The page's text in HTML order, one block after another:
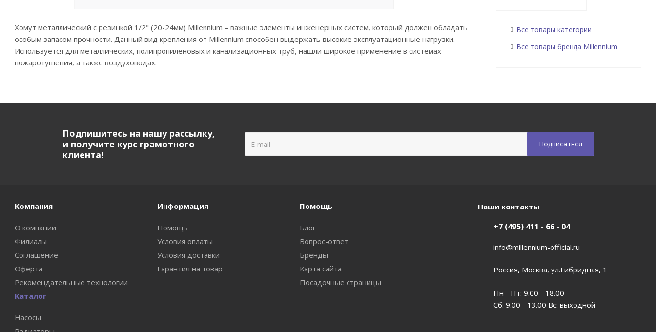
Хомут металлический с резинкой 1/2" (20-24мм) Millennium – важные элементы инженерных систем, который должен обладать
особым запасом прочности. Данный вид крепления от Millennium способен выдержать высокие эксплуатационные нагрузки.
Используется для металлических, полипропиленовых и канализационных труб, нашли широкое применение в системах
пожаротушения, а также воздуховодах.
Все товары категории
Все товары бренда Millennium
Подпишитесь на нашу рассылку,
и получите курс грамотного
клиента!
Компания
О компании
Филиалы
Соглашение
Оферта
Рекомендательные технологии
Информация
Помощь
Условия оплаты
Условия доставки
Гарантия на товар
Помощь
Блог
Вопрос-ответ
Бренды
Карта сайта
Посадочные страницы
Каталог
Насосы
Наши контакты
+7 (495) 411 - 66 - 04
info@millennium-official.ru
Россия, Москва, ул.Гибридная, 1
Пн - Пт: 9.00 - 18.00
Сб: 9.00 - 13.00 Вс: выходной